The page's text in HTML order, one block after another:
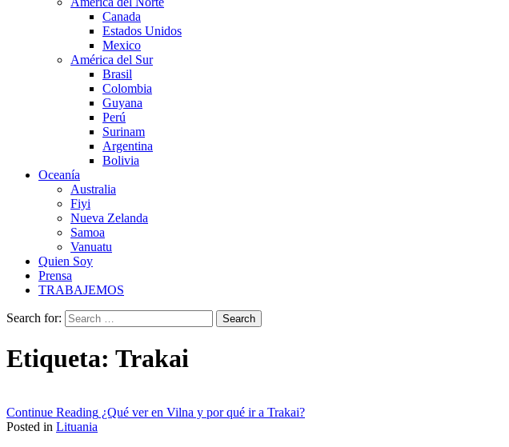
Canada
Estados Unidos
Mexico
América del Sur
Brasil
Colombia
Guyana
Perú
Surinam
Argentina
Bolivia
Oceanía
Australia
Fiyi
Nueva Zelanda
Samoa
Vanuatu
Quien Soy
Prensa
TRABAJEMOS
Search for:
Etiqueta: Trakai
Continue Reading ¿Qué ver en Vilna y por qué ir a Trakai?
Posted in Lituania